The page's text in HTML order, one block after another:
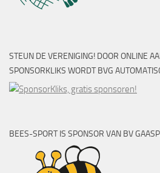
STEUN DE VERENIGING! DOOR ONLINE
SPONSORKLIKS WORDT BVG
BEES-SPORT IS SPONSOR VAN BV